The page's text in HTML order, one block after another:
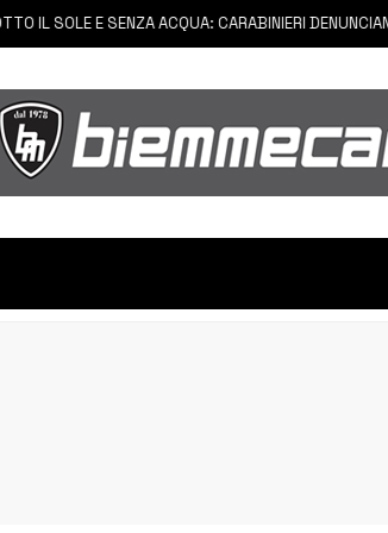
IL SOLE E SENZA ACQUA: CARABINIERI DENUNCIANO